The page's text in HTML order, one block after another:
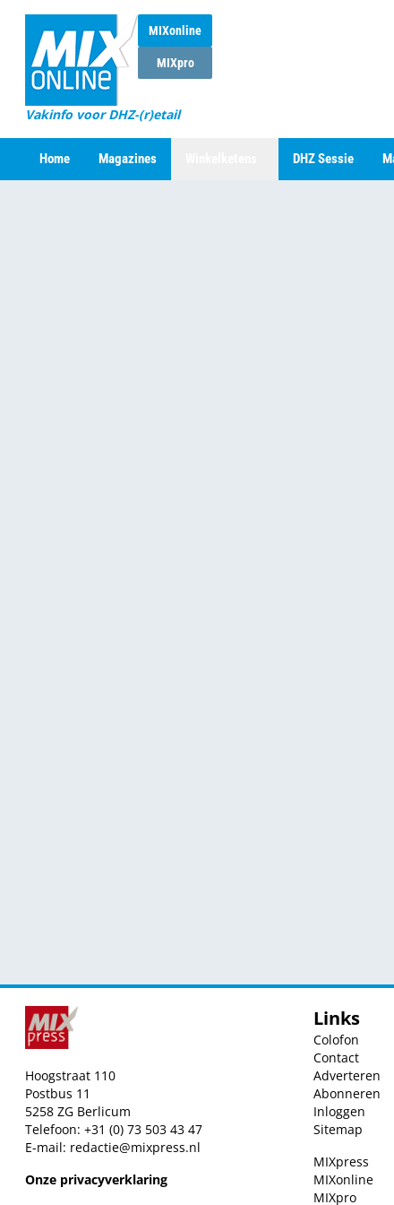
MIXonline
MIXpro
Vakinfo voor DHZ-(r)etail
Home Magazines DHZ Sessie
Hoogstraat 110
Postbus 11
5258 ZG Berlicum
Telefoon: +31 (0) 73 503 43 47
E-mail: redactie@mixpress.nl
Onze privacyverklaring
Links
Colofon
Contact
Adverteren
Abonneren
Inloggen
Sitemap
MIXpress
MIXonline
MIXpro